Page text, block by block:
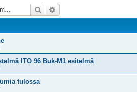
Search
ITO 96 Buk-M1 esitelmä
tulossa